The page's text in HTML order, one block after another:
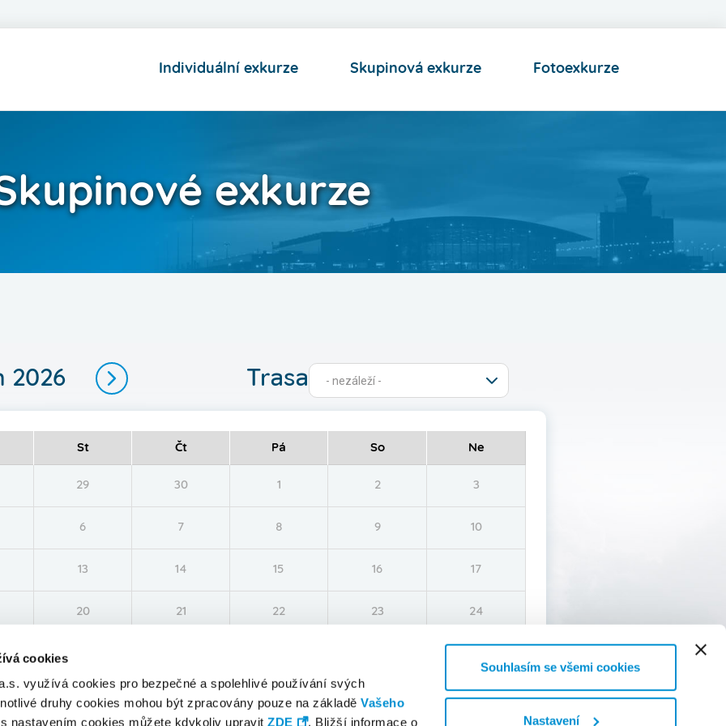
cookies
využívá cookies pro bezpečné a spolehlivé používání svých
druhy cookies mohou být zpracovány pouze na základěVašeho
nastavením cookies můžete kdykoliv upravitZDE . Bližší informace o
Souhlasím se všemi cookies
Nastavení
Individuální exkurze Skupinová exkurze Fotoexkurze
exkurze
2026 Trasa - nezáleží -
St Čt Pá So Ne
29 30 1 2 3
6 7 8 9 10
13 14 15 16 17
20 21 22 23 24
Individuální Skupinová Fotografové English